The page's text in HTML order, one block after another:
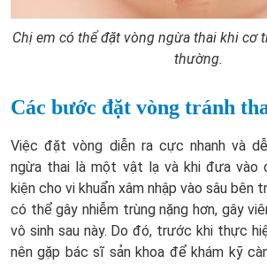
Chị em có thể đặt vòng ngừa thai khi cơ
thường.
Các bước đặt vòng tránh
Việc đặt vòng diễn ra cực nhanh và
ngừa thai là một vật lạ và khi đưa vào
kiện cho vi khuẩn xâm nhập vào sâu bên
có thể gây nhiễm trùng nặng hơn, gây
vô sinh sau này. Do đó, trước khi thực
nên gặp bác sĩ sản khoa để khám kỹ